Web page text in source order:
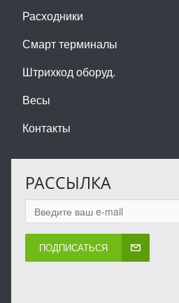
Расходники
Смарт терминалы
Штрихкод оборуд.
Весы
Контакты
РАССЫЛКА
ПОДПИСАТЬСЯ